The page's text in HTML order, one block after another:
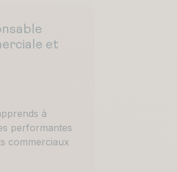
et
à
performantes
commerciaux